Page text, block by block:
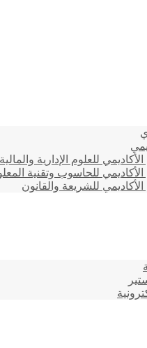
للعلوم الإدارية والمالية
الأكاديمي للحاسوب وتقنية
الأكاديمي للشريعة والقانون